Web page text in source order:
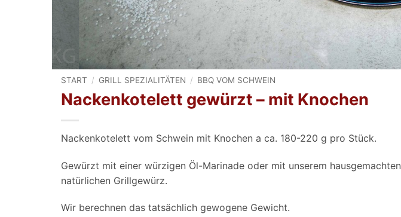
START / GRILL SPEZIALITÄTEN / BBQ VOM SCHWEIN
Nackenkotelett gewürzt – mit Knochen
Nackenkotelett vom Schwein mit Knochen a ca. 180-220 g pro Stück.
Gewürzt mit einer würzigen Öl-Marinade oder mit unserem hausgemachten
natürlichen Grillgewürz.
Wir berechnen das tatsächlich gewogene Gewicht.